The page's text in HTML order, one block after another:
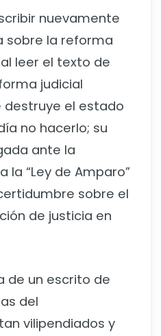
nuevamente
sobre la reforma
leer el texto de
judicial
destruye el estado
no hacerlo; su
ante la
la “Ley de Amparo”
sobre el
de justicia en
de un escrito de
del
vilipendiados y